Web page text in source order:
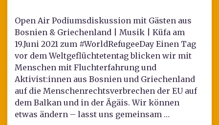
Open Air Podiumsdiskussion mit Gästen aus
Bosnien & Griechenland | Musik | Küfa am
19.Juni 2021 zum #WorldRefugeeDay Einen Tag
vor dem Weltgeflüchtetentag blicken wir mit
Menschen mit Fluchterfahrung und
Aktivist:innen aus Bosnien und Griechenland
auf die Menschenrechtsverbrechen der EU auf
dem Balkan und in der Ägäis. Wir können
etwas ändern – lasst uns gemeinsam …